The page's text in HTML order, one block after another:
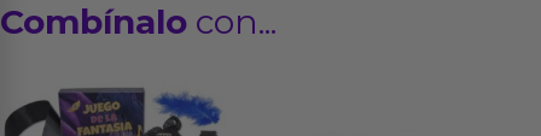
Combínalo con...